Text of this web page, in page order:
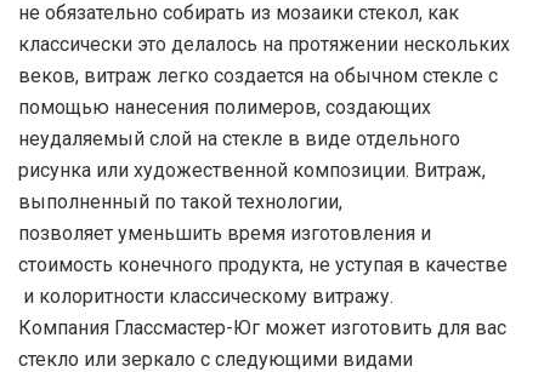
не обязательно собирать из мозаики стекол, как
классически это делалось на протяжении нескольких
веков, витраж легко создается на обычном стекле с
помощью нанесения полимеров, создающих
неудаляемый слой на стекле в виде отдельного
рисунка или художественной композиции. Витраж,
выполненный по такой технологии,
позволяет уменьшить время изготовления и
стоимость конечного продукта, не уступая в качестве
и колоритности классическому витражу.
Компания Глассмастер-Юг может изготовить для вас
стекло или зеркало с следующими видами